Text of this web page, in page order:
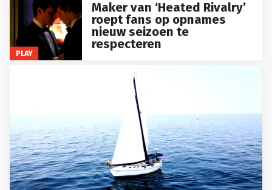
PLAY
Maker van ‘Heated Rivalry’
roept fans op opnames
nieuw seizoen te
respecteren